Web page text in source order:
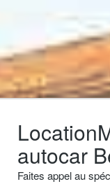
autocar
Faites appel au